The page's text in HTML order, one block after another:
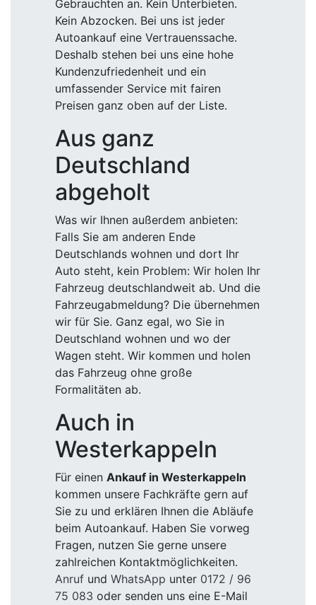
Gebrauchten an. Kein Unterbieten.
Kein Abzocken. Bei uns ist jeder
Autoankauf eine Vertrauenssache.
Deshalb stehen bei uns eine hohe
Kundenzufriedenheit und ein
umfassender Service mit fairen
Preisen ganz oben auf der Liste.
Aus ganz
Deutschland
abgeholt
Was wir Ihnen außerdem anbieten:
Falls Sie am anderen Ende
Deutschlands wohnen und dort Ihr
Auto steht, kein Problem: Wir holen Ihr
Fahrzeug deutschlandweit ab. Und die
Fahrzeugabmeldung? Die übernehmen
wir für Sie. Ganz egal, wo Sie in
Deutschland wohnen und wo der
Wagen steht. Wir kommen und holen
das Fahrzeug ohne große
Formalitäten ab.
Auch in
Westerkappeln
Für einen Ankauf in Westerkappeln
kommen unsere Fachkräfte gern auf
Sie zu und erklären Ihnen die Abläufe
beim Autoankauf. Haben Sie vorweg
Fragen, nutzen Sie gerne unsere
zahlreichen Kontaktmöglichkeiten.
Anruf und WhatsApp unter 0172 / 96
75 083 oder senden uns eine E-Mail